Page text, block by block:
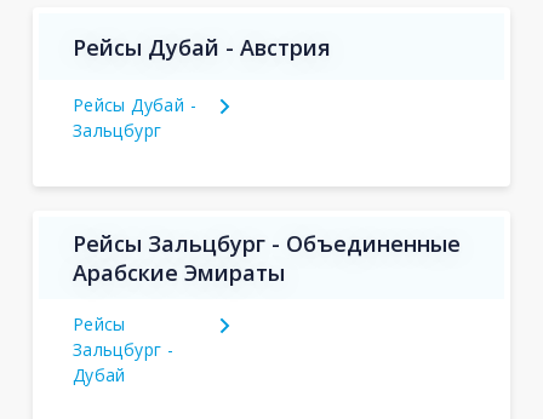
Рейсы Дубай - Австрия
Рейсы Дубай -
Зальцбург
Рейсы Зальцбург - Объединенные
Арабские Эмираты
Рейсы
Зальцбург -
Дубай